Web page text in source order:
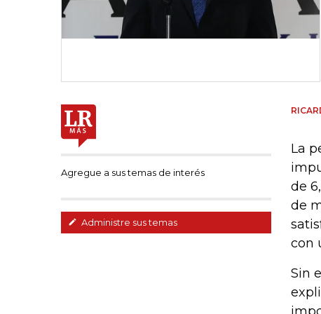
Agregue a sus temas de interés
Administre sus temas
La
de
de
con
Sin